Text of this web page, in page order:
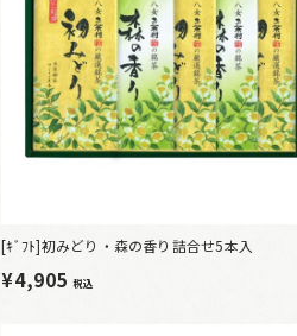
[ｷﾞﾌﾄ]初みどり・森の香り詰合せ5本入
¥4,905税込